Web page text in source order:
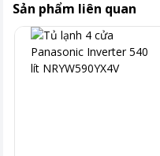
Sản phẩm liên quan